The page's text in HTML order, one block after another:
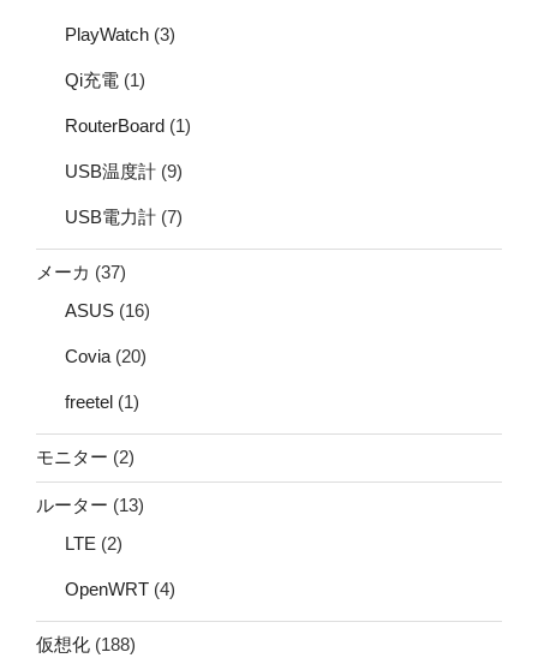
PlayWatch (3)
Qi充電 (1)
RouterBoard (1)
USB温度計 (9)
USB電力計 (7)
メーカ (37)
ASUS (16)
Covia (20)
freetel (1)
モニター (2)
ルーター (13)
LTE (2)
OpenWRT (4)
仮想化 (188)